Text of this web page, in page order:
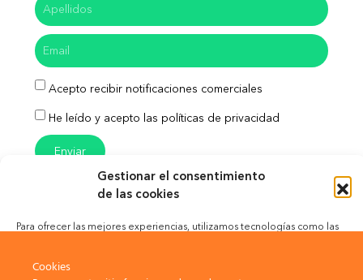
Gestionar el consentimiento
de las cookies
Para ofrecer las mejores experiencias, utilizamos tecnologías como las
el comportamiento de navegación o las identificaciones únicas en este
Acepto recibir notificaciones comerciales
He leído y acepto las políticas de privacidad
Enviar
Aviso Legal Política de Privacidad
Cookies